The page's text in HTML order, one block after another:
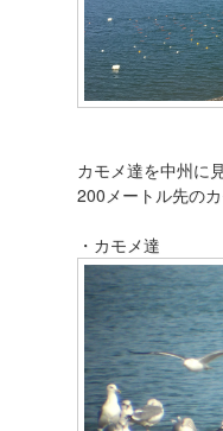
カモメ達を中州に
200メートル先の
・カモメ達